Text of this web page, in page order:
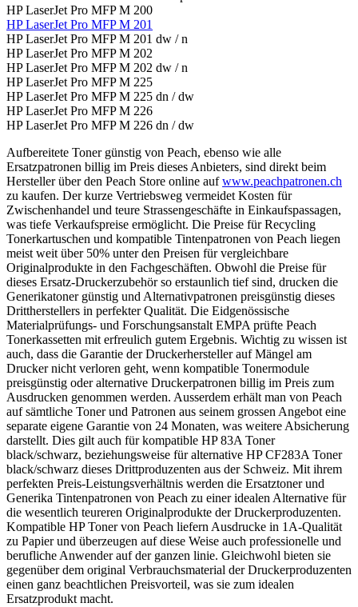
HP LaserJet Pro MFP M 200
HP LaserJet Pro MFP M 201
HP LaserJet Pro MFP M 201 dw / n
HP LaserJet Pro MFP M 202
HP LaserJet Pro MFP M 202 dw / n
HP LaserJet Pro MFP M 225
HP LaserJet Pro MFP M 225 dn / dw
HP LaserJet Pro MFP M 226
HP LaserJet Pro MFP M 226 dn / dw
Aufbereitete Toner günstig von Peach, ebenso wie alle
Ersatzpatronen billig im Preis dieses Anbieters, sind direkt beim
Hersteller über den Peach Store online aufwww.peachpatronen.ch
zu kaufen. Der kurze Vertriebsweg vermeidet Kosten für
Zwischenhandel und teure Strassengeschäfte in Einkaufspassagen,
was tiefe Verkaufspreise ermöglicht. Die Preise für Recycling
Tonerkartuschen und kompatible Tintenpatronen von Peach liegen
meist weit über 50% unter den Preisen für vergleichbare
Originalprodukte in den Fachgeschäften. Obwohl die Preise für
dieses Ersatz-Druckerzubehör so erstaunlich tief sind, drucken die
Generikatoner günstig und Alternativpatronen preisgünstig dieses
Drittherstellers in perfekter Qualität. Die Eidgenössische
Materialprüfungs- und Forschungsanstalt EMPA prüfte Peach
Tonerkassetten mit erfreulich gutem Ergebnis. Wichtig zu wissen ist
auch, dass die Garantie der Druckerhersteller auf Mängel am
Drucker nicht verloren geht, wenn kompatible Tonermodule
preisgünstig oder alternative Druckerpatronen billig im Preis zum
Ausdrucken genommen werden. Ausserdem erhält man von Peach
auf sämtliche Toner und Patronen aus seinem grossen Angebot eine
separate eigene Garantie von 24 Monaten, was weitere Absicherung
darstellt. Dies gilt auch für kompatible HP 83A Toner
black/schwarz, beziehungsweise für alternative HP CF283A Toner
black/schwarz dieses Drittproduzenten aus der Schweiz. Mit ihrem
perfekten Preis-Leistungsverhältnis werden die Ersatztoner und
Generika Tintenpatronen von Peach zu einer idealen Alternative für
die wesentlich teureren Originalprodukte der Druckerproduzenten.
Kompatible HP Toner von Peach liefern Ausdrucke in 1A-Qualität
zu Papier und überzeugen auf diese Weise auch professionelle und
berufliche Anwender auf der ganzen linie. Gleichwohl bieten sie
gegenüber dem original Verbrauchsmaterial der Druckerproduzenten
einen ganz beachtlichen Preisvorteil, was sie zum idealen
Ersatzprodukt macht.